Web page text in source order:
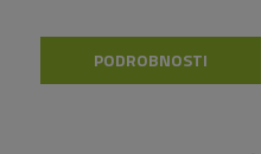
PODROBNOSTI